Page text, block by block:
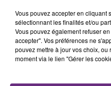
Vous pouvez accepter en cliquant
sélectionnant les finalités et/ou
Vous pouvez également refuser
accepter". Vos préférences ne
pouvez mettre à jour vos choix,
moment via le lien "Gérer les